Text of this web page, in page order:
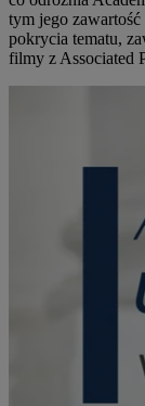
tym jego zawartość
pokrycia tematu,
filmy z Associated